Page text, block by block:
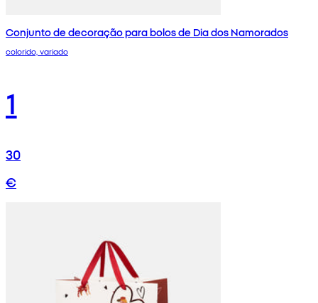
Conjunto de decoração para bolos de Dia dos Namorados
colorido, variado
1
30
€